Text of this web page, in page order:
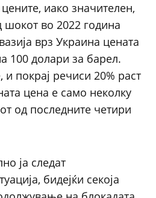
иако значителен,
во 2022 година
врз Украина цената
100 долари за барел.
и покрај речиси 20% раст
цена е само неколку
од последните четири
ја следат
бидејќи секоја